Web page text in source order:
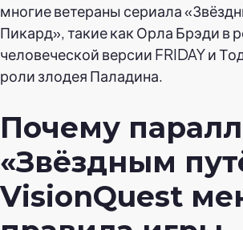
многие ветераны сериала
Пикард», такие как Орла Брэди в
человеческой версии FRIDAY и
роли злодея Паладина.
Почему
«Звёздным
VisionQuest